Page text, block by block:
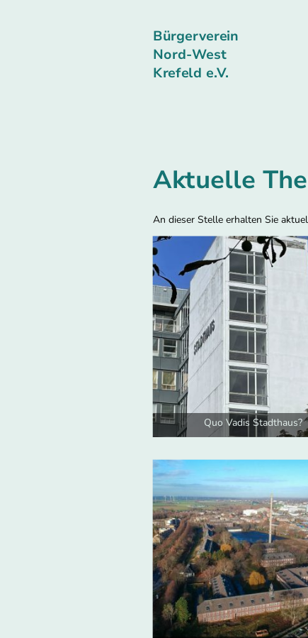
Bürgerverein
Nord-West
Krefeld e.V.
Aktuelle
An dieser Stelle erhalten Sie
Quo Vadis Stadthaus?